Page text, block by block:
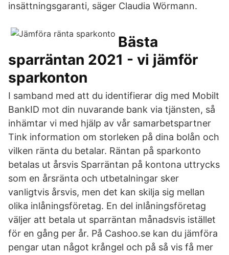
insättningsgaranti, säger Claudia Wörmann.
Bästa
sparräntan 2021 - vi jämför
sparkonton
I samband med att du identifierar dig med Mobilt
BankID mot din nuvarande bank via tjänsten, så
inhämtar vi med hjälp av vår samarbetspartner
Tink information om storleken på dina bolån och
vilken ränta du betalar. Räntan på sparkonto
betalas ut årsvis Sparräntan på kontona uttrycks
som en årsränta och utbetalningar sker
vanligtvis årsvis, men det kan skilja sig mellan
olika inlåningsföretag. En del inlåningsföretag
väljer att betala ut sparräntan månadsvis istället
för en gång per år. På Cashoo.se kan du jämföra
pengar utan något krångel och på så vis få mer